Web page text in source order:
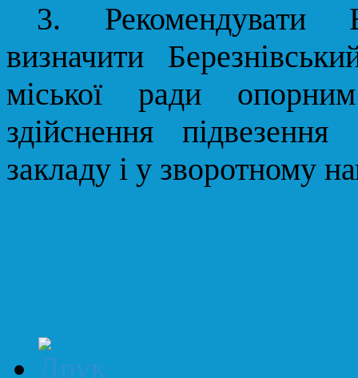
3. Рекомендувати
визначити
міської ради
здійснення
закладу і у зворотному